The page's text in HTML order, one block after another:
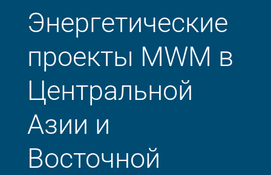
Энергетические
проекты MWM в
Центральной
Азии и
Восточной